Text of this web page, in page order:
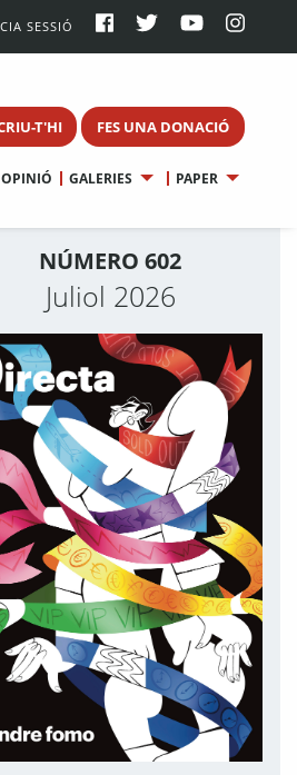
SESSIÓ
T'HI FES UNA DONACIÓ
OPINIÓ GALERIES PAPER
NÚMERO 602
Juliol 2026